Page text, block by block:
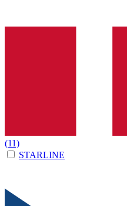
(11)
STARLINE